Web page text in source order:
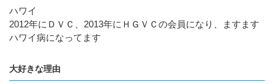
ハワイ
2012年にＤＶＣ、2013年にＨＧＶＣの会員になり、ますます
ハワイ病になってます
大好きな理由